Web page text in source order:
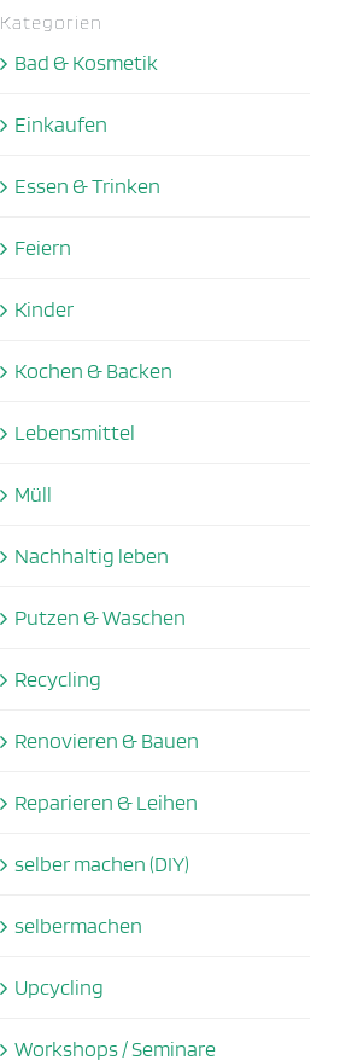
Kategorien
Bad & Kosmetik
Einkaufen
Essen & Trinken
Feiern
Kinder
Kochen & Backen
Lebensmittel
Müll
Nachhaltig leben
Putzen & Waschen
Recycling
Renovieren & Bauen
Reparieren & Leihen
selber machen (DIY)
selbermachen
Upcycling
Workshops / Seminare